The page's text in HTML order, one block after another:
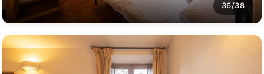
36/38